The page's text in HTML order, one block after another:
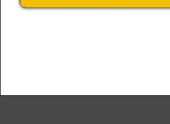
B’Tselem: Israel är en apartheidstat